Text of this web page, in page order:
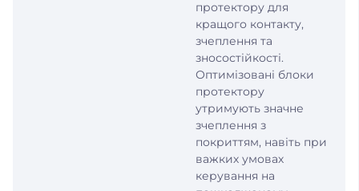
протектору для
кращого контакту,
зчеплення та
зносостійкості.
Оптимізовані блоки
протектору
утримують значне
зчеплення з
покриттям, навіть при
важких умовах
керування на